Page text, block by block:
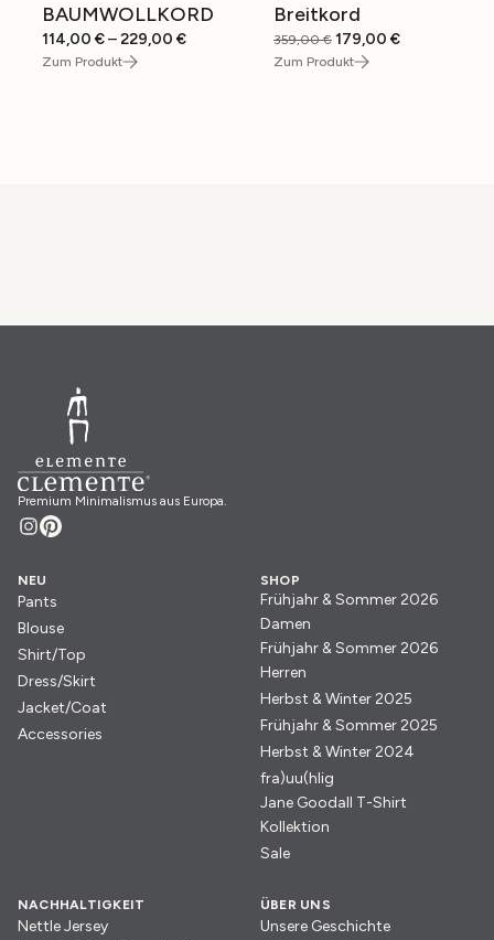
BAUMWOLLKORD
114,00€–229,00€Preisspanne:
Zum Produkt
Breitkord
359,00€ Ursprünglicher
Preis
179,00 €Aktueller
Zum Produkt
Premium Minimalismus aus Europa.
NEU
Pants
Blouse
Shirt/Top
Dress/Skirt
Jacket/Coat
Accessories
SHOP
Frühjahr & Sommer 2026
Damen
Frühjahr & Sommer 2026
Herren
Herbst & Winter 2025
Frühjahr & Sommer 2025
Herbst & Winter 2024
fra)uu(hlig
Jane Goodall T-Shirt
Kollektion
Sale
NACHHALTIGKEIT
Nettle Jersey
ÜBER UNS
Unsere Geschichte